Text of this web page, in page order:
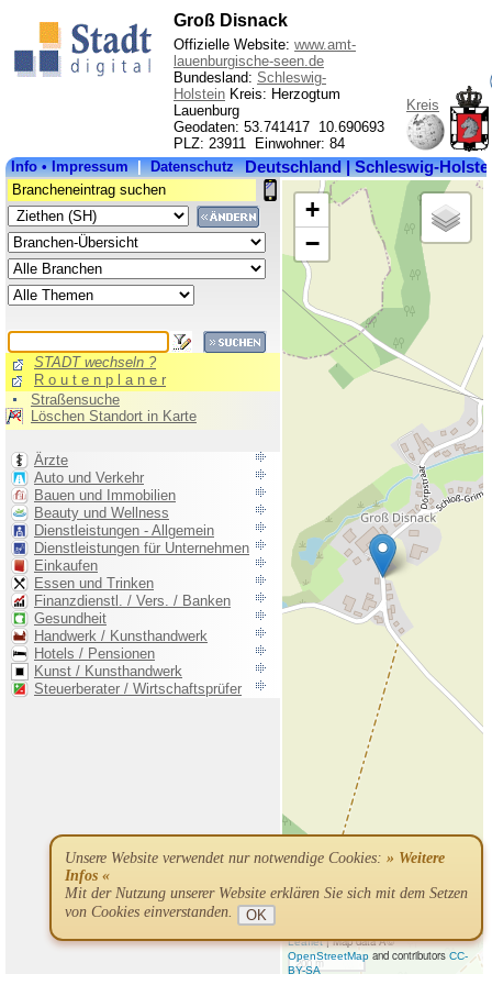
Groß Disnack
Offizielle Website: www.amt-
lauenburgische-seen.de
Bundesland: Schleswig-
Holstein Kreis: Herzogtum
Lauenburg
Geodaten: 53.741417 10.690693
PLZ: 23911 Einwohner: 84
Kreis
Unsere Website verwendet nur notwendige Cookies: » Weitere
Infos «
Mit der Nutzung unserer Website erklären Sie sich mit dem Setzen
von Cookies einverstanden.
OK